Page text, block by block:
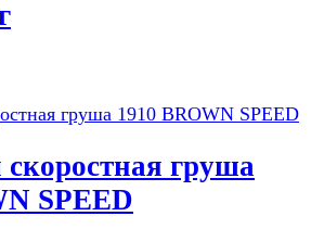
скоростная груша
SPEED